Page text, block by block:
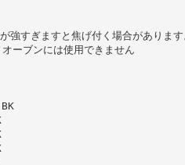
強すぎますと焦げ付く場合があります
ーブンには使用できません